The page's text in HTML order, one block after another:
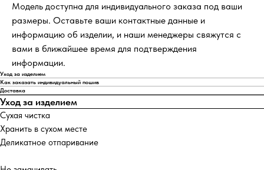
Модель доступна для индивидуального заказа под ваши
размеры. Оставьте ваши контактные данные и
информацию об изделии, и наши менеджеры свяжутся с
вами в ближайшее время для подтверждения
информации.
Уход за изделием
Как заказать индивидуальный пошив
Доставка
Уход за изделием
Сухая чистка
Хранить в сухом месте
Деликатное отпаривание